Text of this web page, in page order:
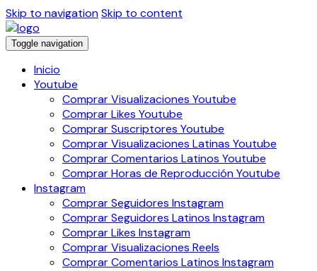
Skip to navigationSkip to content
Toggle navigation
Inicio
Youtube
Comprar Visualizaciones Youtube
Comprar Likes Youtube
Comprar Suscriptores Youtube
Comprar Visualizaciones Latinas Youtube
Comprar Comentarios Latinos Youtube
Comprar Horas de Reproducción Youtube
Instagram
Comprar Seguidores Instagram
Comprar Seguidores Latinos Instagram
Comprar Likes Instagram
Comprar Visualizaciones Reels
Comprar Comentarios Latinos Instagram